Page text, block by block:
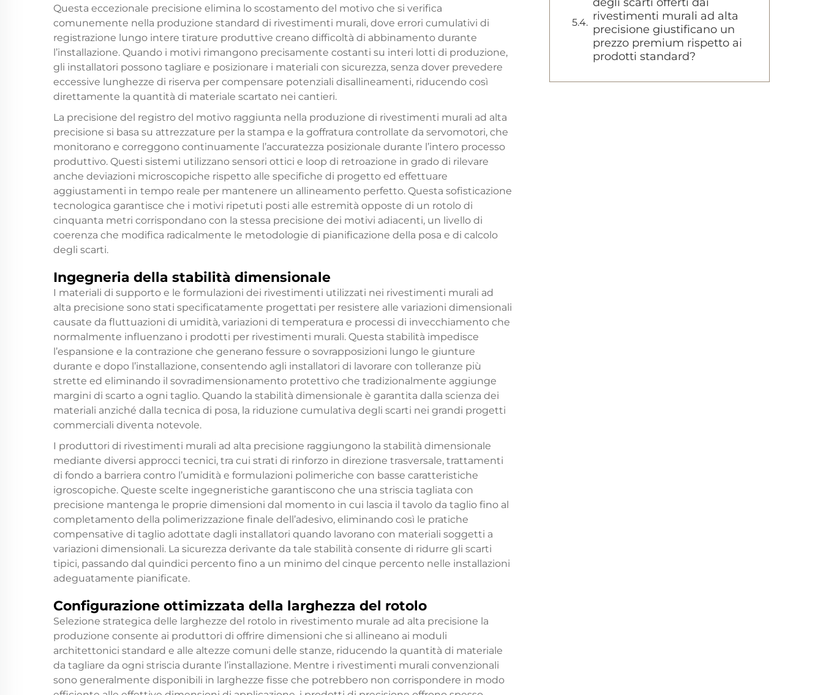
Questa eccezionale precisione elimina lo scostamento del motivo che si verifica
comunemente nella produzione standard di rivestimenti murali, dove errori cumulativi di
registrazione lungo intere tirature produttive creano difficoltà di abbinamento durante
l’installazione. Quando i motivi rimangono precisamente costanti su interi lotti di produzione,
gli installatori possono tagliare e posizionare i materiali con sicurezza, senza dover prevedere
eccessive lunghezze di riserva per compensare potenziali disallineamenti, riducendo così
direttamente la quantità di materiale scartato nei cantieri.
La precisione del registro del motivo raggiunta nella produzione di rivestimenti murali ad alta
precisione si basa su attrezzature per la stampa e la goffratura controllate da servomotori, che
monitorano e correggono continuamente l’accuratezza posizionale durante l’intero processo
produttivo. Questi sistemi utilizzano sensori ottici e loop di retroazione in grado di rilevare
anche deviazioni microscopiche rispetto alle specifiche di progetto ed effettuare
aggiustamenti in tempo reale per mantenere un allineamento perfetto. Questa sofisticazione
tecnologica garantisce che i motivi ripetuti posti alle estremità opposte di un rotolo di
cinquanta metri corrispondano con la stessa precisione dei motivi adiacenti, un livello di
coerenza che modifica radicalmente le metodologie di pianificazione della posa e di calcolo
degli scarti.
Ingegneria della stabilità dimensionale
I materiali di supporto e le formulazioni dei rivestimenti utilizzati nei rivestimenti murali ad
alta precisione sono stati specificatamente progettati per resistere alle variazioni dimensionali
causate da fluttuazioni di umidità, variazioni di temperatura e processi di invecchiamento che
normalmente influenzano i prodotti per rivestimenti murali. Questa stabilità impedisce
l’espansione e la contrazione che generano fessure o sovrapposizioni lungo le giunture
durante e dopo l’installazione, consentendo agli installatori di lavorare con tolleranze più
strette ed eliminando il sovradimensionamento protettivo che tradizionalmente aggiunge
margini di scarto a ogni taglio. Quando la stabilità dimensionale è garantita dalla scienza dei
materiali anziché dalla tecnica di posa, la riduzione cumulativa degli scarti nei grandi progetti
commerciali diventa notevole.
I produttori di rivestimenti murali ad alta precisione raggiungono la stabilità dimensionale
mediante diversi approcci tecnici, tra cui strati di rinforzo in direzione trasversale, trattamenti
di fondo a barriera contro l’umidità e formulazioni polimeriche con basse caratteristiche
igroscopiche. Queste scelte ingegneristiche garantiscono che una striscia tagliata con
precisione mantenga le proprie dimensioni dal momento in cui lascia il tavolo da taglio fino al
completamento della polimerizzazione finale dell’adesivo, eliminando così le pratiche
compensative di taglio adottate dagli installatori quando lavorano con materiali soggetti a
variazioni dimensionali. La sicurezza derivante da tale stabilità consente di ridurre gli scarti
tipici, passando dal quindici percento fino a un minimo del cinque percento nelle installazioni
adeguatamente pianificate.
Configurazione ottimizzata della larghezza del rotolo
Selezione strategica delle larghezze del rotolo in rivestimento murale ad alta precisione la
produzione consente ai produttori di offrire dimensioni che si allineano ai moduli
architettonici standard e alle altezze comuni delle stanze, riducendo la quantità di materiale
da tagliare da ogni striscia durante l’installazione. Mentre i rivestimenti murali convenzionali
sono generalmente disponibili in larghezze fisse che potrebbero non corrispondere in modo
rivestimenti murali ad alta
precisione giustificano un
prezzo premium rispetto ai
prodotti standard?